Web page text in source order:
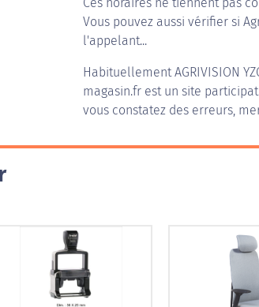
Vous pouvez aussi vérifier si
l'appelant...
HabituellementAGRIVISION
magasin.fr est un site
vous constatez des erreurs,